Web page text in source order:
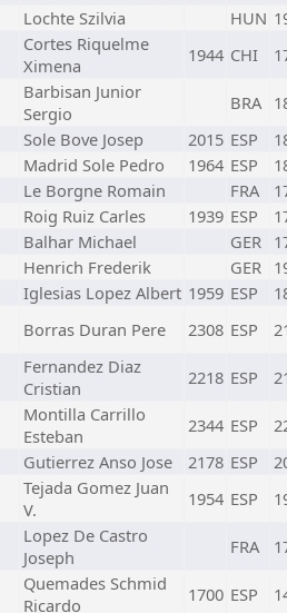
Lochte Szilvia HUN
Cortes Riquelme
Ximena
1944 CHI
Barbisan Junior
Sergio
BRA
Sole Bove Josep 2015 ESP
Madrid Sole Pedro 1964 ESP
Le Borgne Romain FRA
Roig Ruiz Carles 1939 ESP
Balhar Michael GER
Henrich Frederik GER
Iglesias Lopez Albert 1959 ESP
Borras Duran Pere 2308 ESP
Fernandez Diaz
Cristian
2218 ESP
Montilla Carrillo
Esteban
2344 ESP
Gutierrez Anso Jose 2178 ESP
Tejada Gomez Juan
V.
1954 ESP
Lopez De Castro
Joseph
FRA
Quemades Schmid
Ricardo
1700 ESP